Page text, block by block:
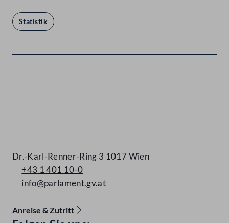
Statistik
Dr.-Karl-Renner-Ring 3 1017 Wien
+43 1 401 10-0
info@parlament.gv.at
Anreise & Zutritt